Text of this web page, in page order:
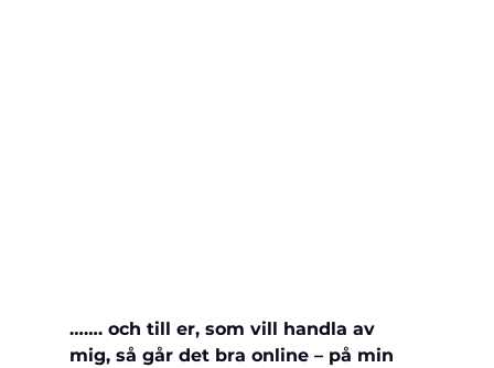
……. och till er, som vill handla av
mig, så går det bra online – på min